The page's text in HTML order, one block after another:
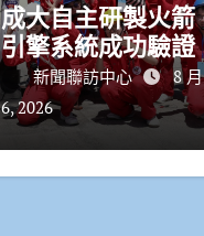
成大自主研製火箭
引擎系統成功驗證
新聞聯訪中心
8 月
6, 2026